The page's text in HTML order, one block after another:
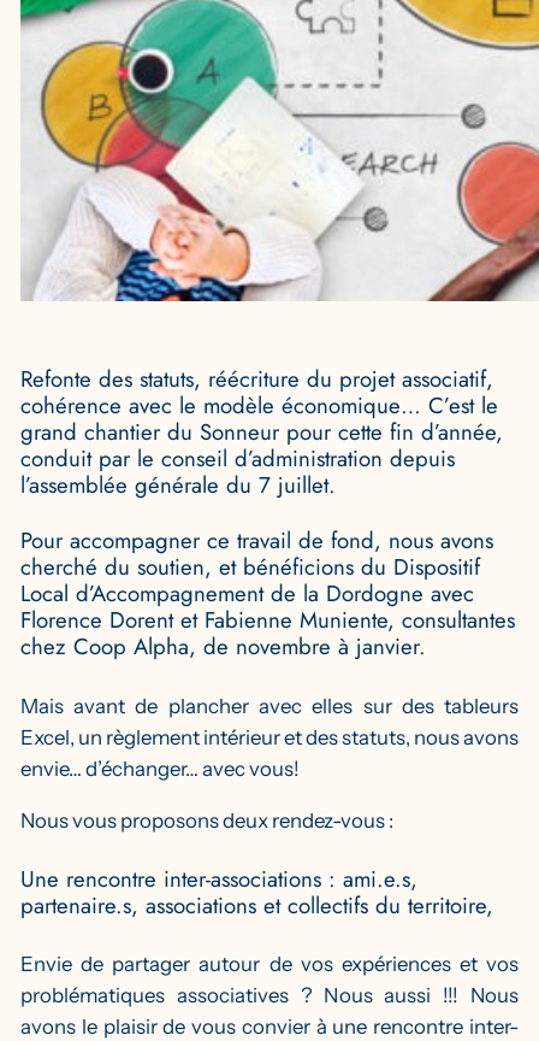
Refonte des statuts, réécriture du projet associatif,
cohérence avec le modèle économique… C’est le
grand chantier du Sonneur pour cette fin d’année,
conduit par le conseil d’administration depuis
l’assemblée générale du 7 juillet.
Pour accompagner ce travail de fond, nous avons
cherché du soutien, et bénéficions du Dispositif
Local d’Accompagnement de la Dordogne avec
Florence Dorent et Fabienne Muniente, consultantes
chez Coop Alpha, de novembre à janvier.
Mais avant de plancher avec elles sur des tableurs
Excel, un règlement intérieur et des statuts, nous avons
envie… d’échanger… avec vous!
Nous vous proposons deux rendez-vous :
Une rencontre inter-associations : ami.e.s,
partenaire.s, associations et collectifs du territoire,
Envie de partager autour de vos expériences et vos
problématiques associatives ? Nous aussi !!! Nous
avons le plaisir de vous convier à une rencontre inter-